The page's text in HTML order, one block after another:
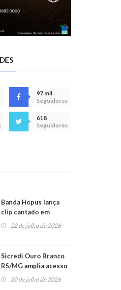
97 mil
Seguidores
618
Seguidores
Banda Hopus lança
clip cantado em
alemão e inglês
22 de julho de 2026
Sicredi Ouro Branco
RS/MG amplia acesso
ao show dos 45 anos
para mais associados
20 de julho de 2026